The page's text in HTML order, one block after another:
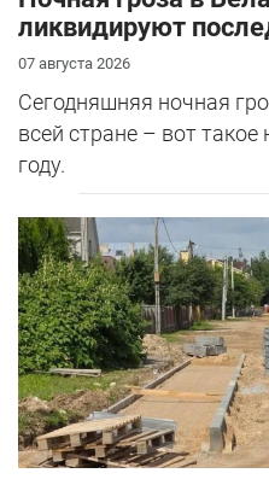
ликвидируют
07 августа 2026
Сегодняшняя ночная
всей стране – вот
году.